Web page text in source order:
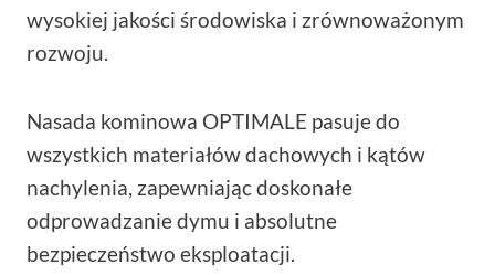
wysokiej jakości środowiska i zrównoważonym
rozwoju.
Nasada kominowa OPTIMALE pasuje do
wszystkich materiałów dachowych i kątów
nachylenia, zapewniając doskonałe
odprowadzanie dymu i absolutne
bezpieczeństwo eksploatacji.